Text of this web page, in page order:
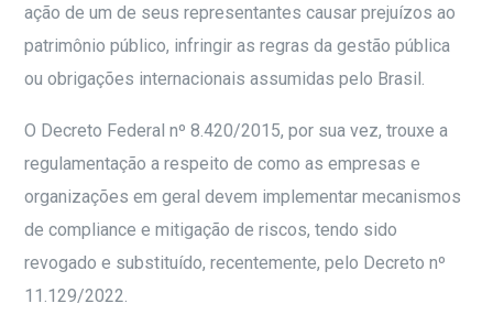
ação de um de seus representantes causar prejuízos ao
patrimônio público, infringir as regras da gestão pública
ou obrigações internacionais assumidas pelo Brasil.
O Decreto Federal nº 8.420/2015, por sua vez, trouxe a
regulamentação a respeito de como as empresas e
organizações em geral devem implementar mecanismos
de compliance e mitigação de riscos, tendo sido
revogado e substituído, recentemente, pelo Decreto nº
11.129/2022.